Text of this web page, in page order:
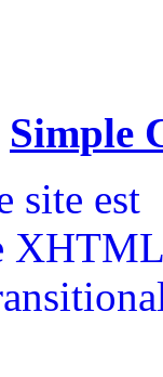
Simple